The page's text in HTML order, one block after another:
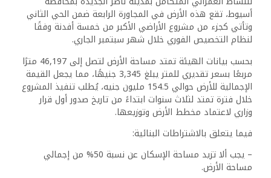
أسيوط، تقع هذه الأرض في المجاورة الرابعة ضمن الحي الثاني
وتأتي كجزء من مشروع الأراضي الأكبر من خمسة أفدنة وفقًا
لنظام التخصيص الفوري خلال شهر سبتمبر الجاري.
بحسب بيانات الهيئة تمتد مساحة الأرض لتصل إلى 46,197 مترًا
مربعًا بسعر تقديري للمتر يبلغ 3,345 جنيهًا، مما يجعل القيمة
الإجمالية للأرض حوالي 154.5 مليون جنيه، يُطلب تنفيذ المشروع
خلال فترة تمتد لثلاث سنوات ابتداءً من تاريخ صدور أول قرار
وزاري لاعتماد مخطط الأرض وتوزيعها.
فيما يتعلق بالاشتراطات البنائية:
– يجب ألا تزيد مساحة الإسكان عن نسبة 50% من إجمالي
مساحة الأرض.